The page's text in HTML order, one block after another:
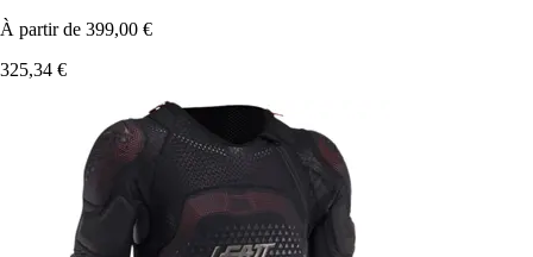
À partir de 399,00 €
325,34 €